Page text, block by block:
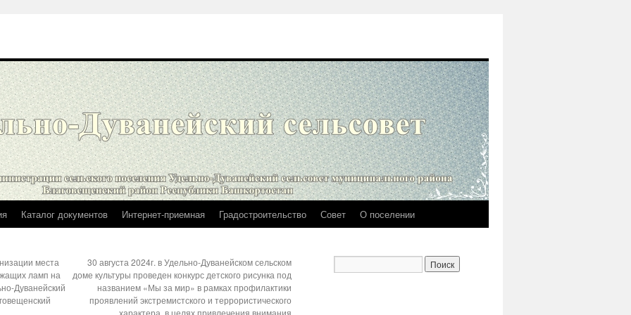
Каталог документов Интернет-приемная Градостроительство Совет О поселении
места
ламп на
Дуванейский
30 августа 2024г. в Удельно-Дуванейском сельском
доме культуры проведен конкурс детского рисунка под
названием «Мы за мир» в рамках профилактики
проявлений экстремистского и террористического
характера, в целях привлечения внимания